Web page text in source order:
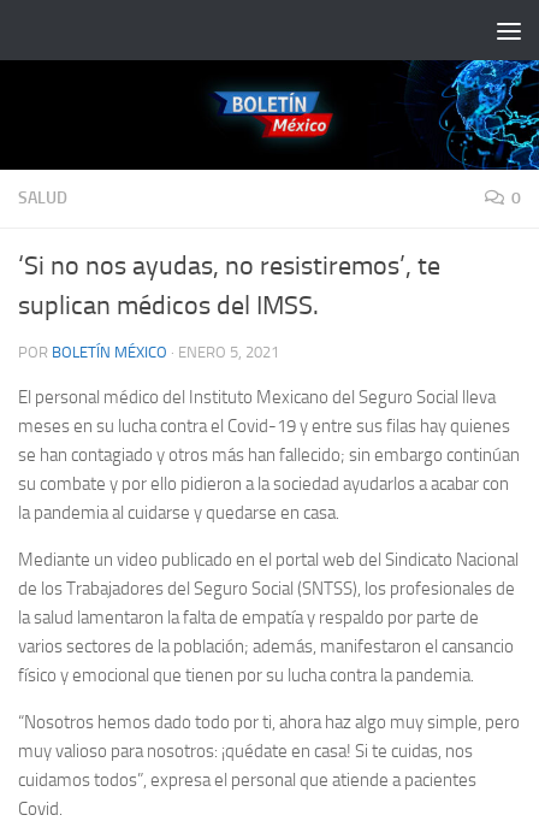
SALUD 0
‘Si no nos ayudas, no resistiremos’, te
suplican médicos del IMSS.
POR BOLETÍN MÉXICO · ENERO 5, 2021
El personal médico del Instituto Mexicano del Seguro Social lleva
meses en su lucha contra el Covid-19 y entre sus filas hay quienes
se han contagiado y otros más han fallecido; sin embargo continúan
su combate y por ello pidieron a la sociedad ayudarlos a acabar con
la pandemia al cuidarse y quedarse en casa.
Mediante un video publicado en el portal web del Sindicato Nacional
de los Trabajadores del Seguro Social (SNTSS), los profesionales de
la salud lamentaron la falta de empatía y respaldo por parte de
varios sectores de la población; además, manifestaron el cansancio
físico y emocional que tienen por su lucha contra la pandemia.
“Nosotros hemos dado todo por ti, ahora haz algo muy simple, pero
muy valioso para nosotros: ¡quédate en casa! Si te cuidas, nos
cuidamos todos”, expresa el personal que atiende a pacientes
Covid.